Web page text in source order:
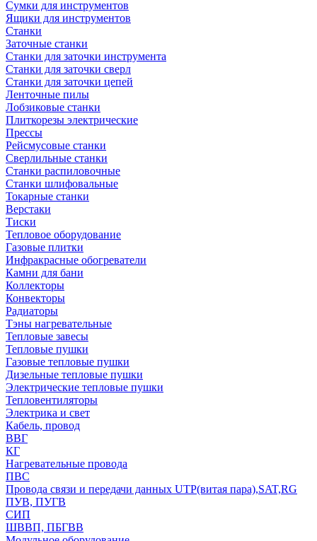
Сумки для инструментов
Ящики для инструментов
Станки
Заточные станки
Станки для заточки инструмента
Станки для заточки сверл
Станки для заточки цепей
Ленточные пилы
Лобзиковые станки
Плиткорезы электрические
Прессы
Рейсмусовые станки
Сверлильные станки
Станки распиловочные
Станки шлифовальные
Токарные станки
Верстаки
Тиски
Тепловое оборудование
Газовые плитки
Инфракрасные обогреватели
Камни для бани
Коллекторы
Конвекторы
Радиаторы
Тэны нагревательные
Тепловые завесы
Тепловые пушки
Газовые тепловые пушки
Дизельные тепловые пушки
Электрические тепловые пушки
Тепловентиляторы
Электрика и свет
Кабель, провод
ВВГ
КГ
Нагревательные провода
ПВС
Провода связи и передачи данных UTP(витая пара),SAT,RG
ПУВ, ПУГВ
СИП
ШВВП, ПБГВВ